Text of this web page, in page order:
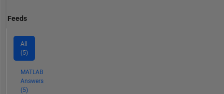
Feeds
All
(5)
MATLAB
Answers
(5)